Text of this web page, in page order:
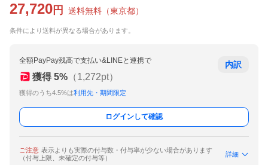
27,720 円 送料無料 （東京都）
条件により送料が異なる場合があります。
全額PayPay残高で支払い&LINEと連携で
獲得 5% （1,272pt）
獲得のうち4.5%は利用先・期間限定
内訳
ログインして確認
ご注意 表示よりも実際の付与数・付与率が少ない場合があります
（付与上限、未確定の付与等）
詳細